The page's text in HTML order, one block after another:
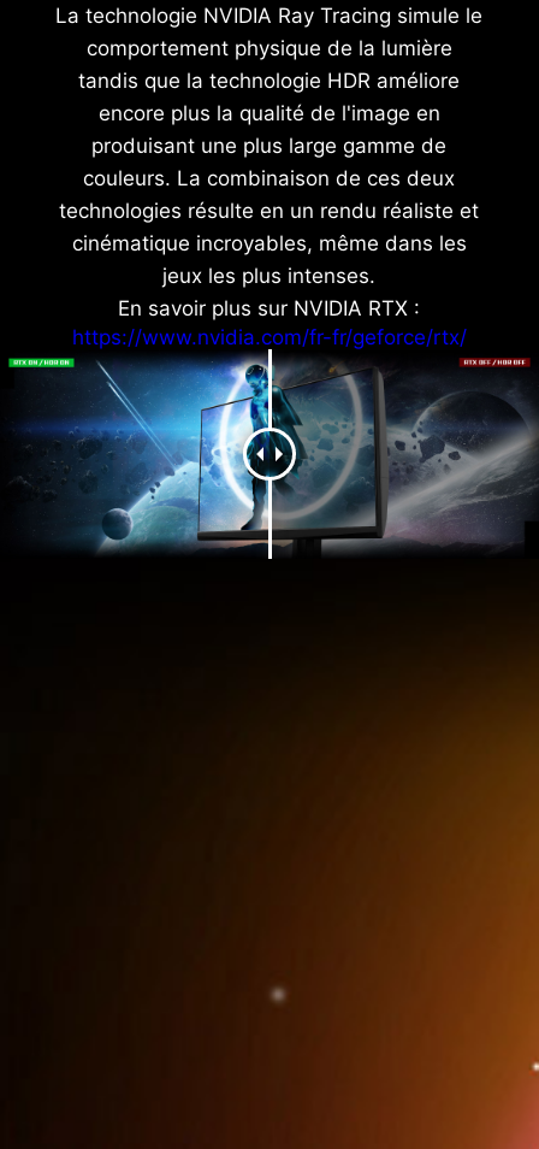
La technologie NVIDIA Ray Tracing simule le
comportement physique de la lumière
tandis que la technologie HDR améliore
encore plus la qualité de l'image en
produisant une plus large gamme de
couleurs. La combinaison de ces deux
technologies résulte en un rendu réaliste et
cinématique incroyables, même dans les
jeux les plus intenses.
En savoir plus sur NVIDIA RTX :
https://www.nvidia.com/fr-fr/geforce/rtx/